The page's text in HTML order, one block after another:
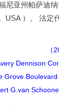
尼亚州帕萨迪
USA ）。 法定
Dennison
Grove Boulevard
G.van